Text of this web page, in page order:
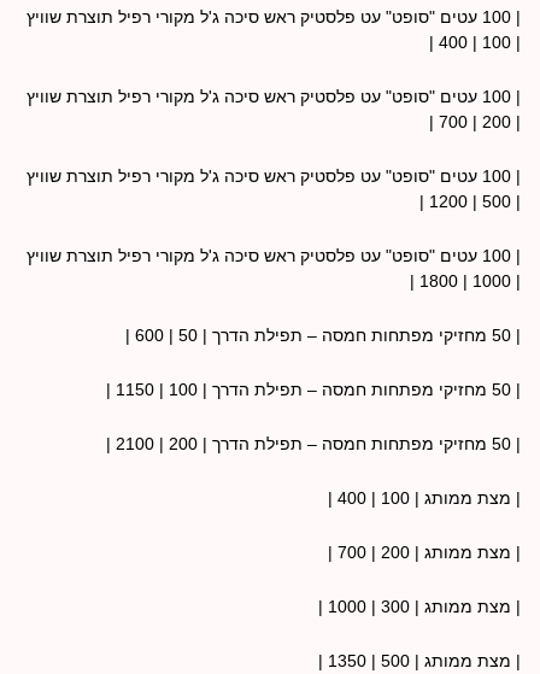
| 100 עטים "סופט" עט פלסטיק ראש סיכה ג'ל מקורי רפילתוצרת שוויץ
|
100
|
400
|
| 100 עטים "סופט" עט פלסטיק ראש סיכה ג'ל מקורי רפילתוצרת שוויץ
|
200
|
700
|
| 100 עטים "סופט" עט פלסטיק ראש סיכה ג'ל מקורי רפילתוצרת שוויץ
|
500
|
1200
|
| 100 עטים "סופט" עט פלסטיק ראש סיכה ג'ל מקורי רפילתוצרת שוויץ
|
1000
|
1800
|
| 50 מחזיקי מפתחות חמסה – תפילת הדרך |
50
|
600
|
| 50 מחזיקי מפתחות חמסה – תפילת הדרך |
100
|
1150
|
| 50 מחזיקי מפתחות חמסה – תפילת הדרך |
200
|
2100
|
| מצת ממותג |
100
|
400
|
| מצת ממותג |
200
|
700
|
| מצת ממותג |
300
|
1000
|
| מצת ממותג |
500
|
1350
|